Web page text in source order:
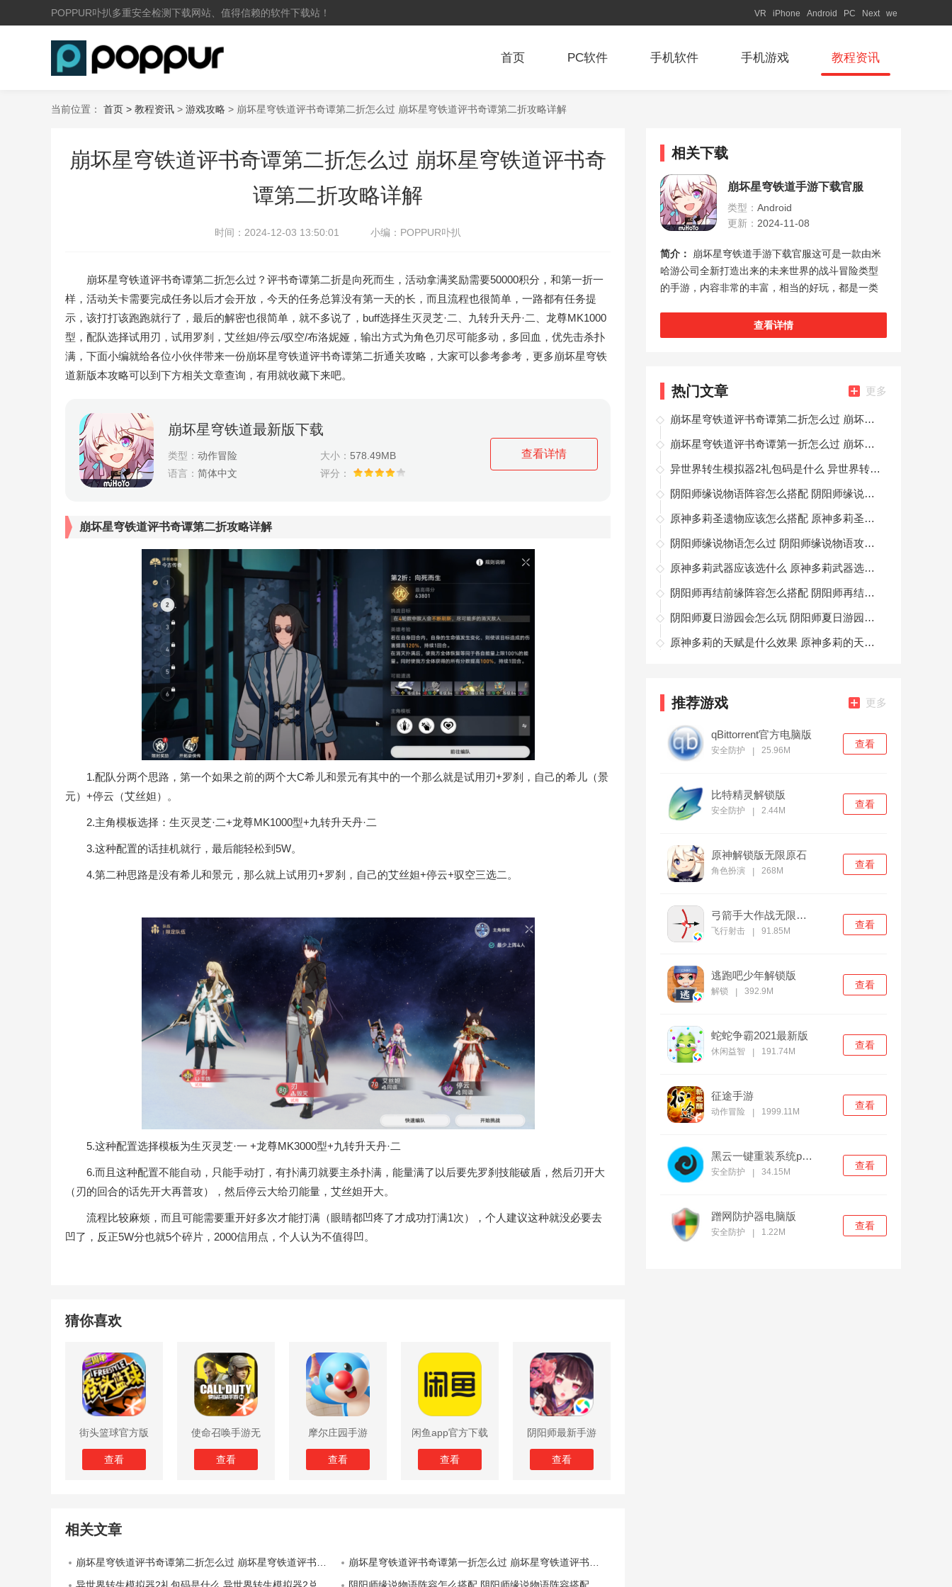
POPPUR卟扒多重安全检测下载网站、值得信赖的软件下载站！ VR iPhone Android PC Next we
首页 PC软件 手机软件 手机游戏 教程资讯
当前位置： 首页 > 教程资讯 > 游戏攻略 > 崩坏星穹铁道评书奇谭第二折怎么过 崩坏星穹铁道评书奇谭第二折攻略详解
崩坏星穹铁道评书奇谭第二折怎么过 崩坏星穹铁道评书奇
谭第二折攻略详解
时间： 2024-12-03 13:50:01 小编： POPPUR卟扒
崩坏星穹铁道评书奇谭第二折怎么过？评书奇谭第二折是向死而生，活动拿满奖励需要50000积分，和第一折一
样，活动关卡需要完成任务以后才会开放，今天的任务总算没有第一天的长，而且流程也很简单，一路都有任务提
示，该打打该跑跑就行了，最后的解密也很简单，就不多说了，buff选择生灭灵芝·二、九转升天丹·二、龙尊MK1000
型，配队选择试用刃，试用罗刹，艾丝妲/停云/驭空/布洛妮娅，输出方式为角色刃尽可能多动，多回血，优先击杀扑
满，下面小编就给各位小伙伴带来一份崩坏星穹铁道评书奇谭第二折通关攻略，大家可以参考参考，更多崩坏星穹铁
道新版本攻略可以到下方相关文章查询，有用就收藏下来吧。
崩坏星穹铁道最新版下载
类型： 动作冒险 大小： 578.49MB
语言： 简体中文 评分：
查看详情
崩坏星穹铁道评书奇谭第二折攻略详解
1.配队分两个思路，第一个如果之前的两个大C希儿和景元有其中的一个那么就是试用刃+罗刹，自己的希儿（景
元）+停云（艾丝妲）。
2.主角模板选择：生灭灵芝·二+龙尊MK1000型+九转升天丹·二
3.这种配置的话挂机就行，最后能轻松到5W。
4.第二种思路是没有希儿和景元，那么就上试用刃+罗刹，自己的艾丝妲+停云+驭空三选二。
5.这种配置选择模板为生灭灵芝·一 +龙尊MK3000型+九转升天丹·二
6.而且这种配置不能自动，只能手动打，有扑满刃就要主杀扑满，能量满了以后要先罗刹技能破盾，然后刃开大
（刃的回合的话先开大再普攻），然后停云大给刃能量，艾丝妲开大。
流程比较麻烦，而且可能需要重开好多次才能打满（眼睛都凹疼了才成功打满1次），个人建议这种就没必要去
凹了，反正5W分也就5个碎片，2000信用点，个人认为不值得凹。
猜你喜欢
街头篮球官方版
查看
使命召唤手游无
限子弹版
查看
摩尔庄园手游
查看
闲鱼app官方下载
查看
阴阳师最新手游
版
查看
相关文章
崩坏星穹铁道评书奇谭第二折怎么过 崩坏星穹铁道评书奇谭第二折攻略详解
崩坏星穹铁道评书奇谭第一折怎么过 崩坏星穹铁道评书奇谭第一折通关攻略
相关下载
崩坏星穹铁道手游下载官服
类型： Android
更新： 2024-11-08
简介：
崩坏星穹铁道手游下载官服这可是一款由米
哈游公司全新打造出来的未来世界的战斗冒险类型
的手游，内容非常的丰富，相当的好玩，都是一类
查看详情
热门文章 更多
崩坏星穹铁道评书奇谭第二折怎么过 崩坏星穹铁道评书奇谭第二折攻略详解
崩坏星穹铁道评书奇谭第一折怎么过 崩坏星穹铁道评书奇谭第一折通关攻略
异世界转生模拟器2礼包码是什么 异世界转生模拟器2兑换码大全
阴阳师缘说物语阵容怎么搭配 阴阳师缘说物语阵容搭配推荐
原神多莉圣遗物应该怎么搭配 原神多莉圣遗物搭配详解
阴阳师缘说物语怎么过 阴阳师缘说物语攻略详解
原神多莉武器应该选什么 原神多莉武器选择攻略
阴阳师再结前缘阵容怎么搭配 阴阳师再结前缘阵容搭配推荐
阴阳师夏日游园会怎么玩 阴阳师夏日游园会活动攻略2023
原神多莉的天赋是什么效果 原神多莉的天赋详解
推荐游戏 更多
qBittorrent官方电脑版
安全防护 25.96M
查看
比特精灵解锁版
安全防护 2.44M
查看
原神解锁版无限原石
角色扮演 268M
查看
弓箭手大作战无限金币版
飞行射击 91.85M
查看
逃跑吧少年解锁版
解锁 392.9M
查看
蛇蛇争霸2021最新版
休闲益智 191.74M
查看
征途手游
动作冒险 1999.11M
查看
黑云一键重装系统pc官方版
安全防护 34.15M
查看
蹭网防护器电脑版
安全防护 1.22M
查看